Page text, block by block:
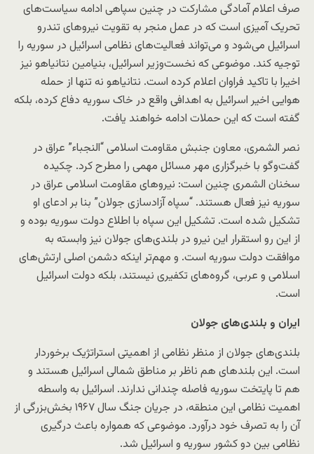
صرف اعلام آمادگی مشارکت در چنین سپاهی ادامه سیاست‌های
تحریک آمیزی است که در عمل منجر به تقویت نیروهای تندرو
اسرائیل می‌شود و می‌تواند فعالیت‌های نظامی اسرائیل در سوریه را
توجیه کند. موضوعی که نخست‌وزیر اسرائیل، بنیامین نتانیاهو نیز
اخیرا با تاکید فراوان اعلام کرده است. نتانیاهو نه تنها از حمله
هوایی اخیر اسرائیل به اهدافی واقع در خاک سوریه دفاع کرده، بلکه
گفته است که این حملات ادامه خواهند یافت.
نصر الشمری، معاون جنبش مقاومت اسلامی “النجباء” عراق در
گفت‌وگو با خبرگزاری مهر مسائل مهمی را مطرح کرد. چکیده
سخنان الشمری چنین است: نیروهای مقاومت اسلامی عراق در
سوریه نیز فعال هستند. “سپاه آزادسازی جولان” بنا بر ادعای او
تشکیل شده است. تشکیل این سپاه با اطلاع دولت سوریه بوده و
از این رو استقرار این نیرو در بلندی‌های جولان نیز وابسته به
موافقت دولت سوریه است. و مهم‌تر اینکه دشمن اصلی ارتش‌های
اسلامی و عربی، گروه‌های تکفیری نیستند، بلکه دولت اسرائیل
است.
ایران و بلندی‌های جولان
بلندی‌های جولان از منظر نظامی از اهمیتی استراتژیک برخوردار
است. این بلند‌های هم ناظر بر مناطق شمالی اسرائیل هستند و
هم تا پایتخت سوریه فاصله چندانی ندارند. اسرائیل به واسطه
اهمیت نظامی این منطقه، در جریان جنگ سال ۱۹۶۷ بخش‌بزرگی از
آن را به تصرف خود درآورد. موضوعی که همواره باعث درگیری
نظامی بین دو کشور سوریه و اسرائیل شد.